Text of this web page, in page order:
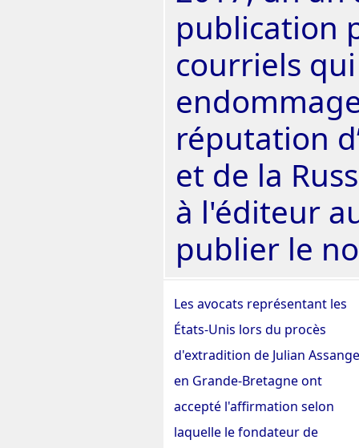
publication
courriels qui
réputation
et de la
à l'éditeur
publier le
Les avocats représentant les
États-Unis lors du procès
d'extradition de Julian Assange
en Grande-Bretagne ont
accepté l'affirmation selon
laquelle le fondateur de